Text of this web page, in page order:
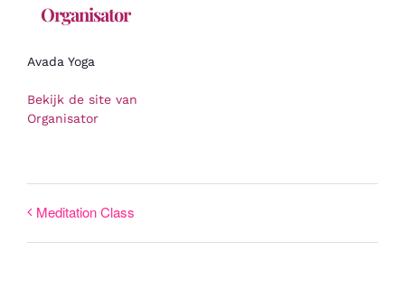
Organisator
Avada Yoga
Bekijk de site van
Organisator
Meditation Class